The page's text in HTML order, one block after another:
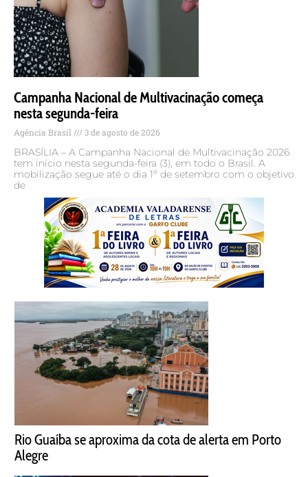
Campanha Nacional de Multivacinação começa
nesta segunda-feira
Agência Brasil 3 de agosto de 2026
BRASÍLIA – A Campanha Nacional de Multivacinação 2026
tem início nesta segunda-feira (3), em todo o Brasil. A
mobilização segue até o dia 1º de setembro com o objetivo
de
Rio Guaíba se aproxima da cota de alerta em Porto
Alegre